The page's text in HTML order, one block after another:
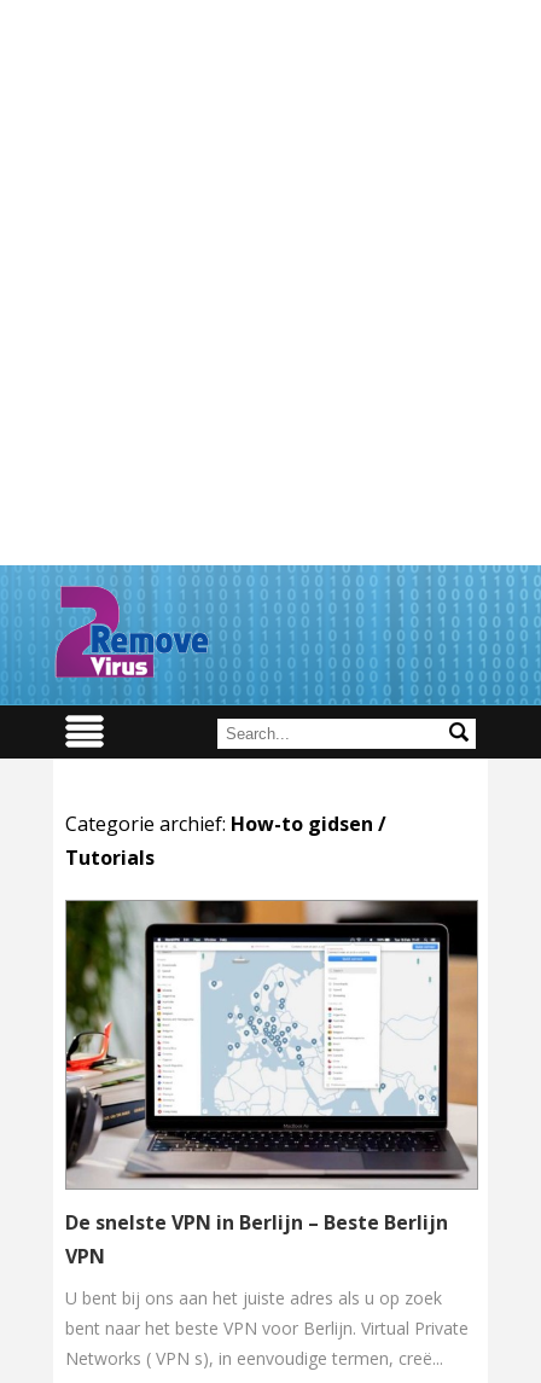
Categorie archief: How-to gidsen /
Tutorials
De snelste VPN in Berlijn – Beste Berlijn
VPN
U bent bij ons aan het juiste adres als u op zoek
bent naar het beste VPN voor Berlijn. Virtual Private
Networks ( VPN s), in eenvoudige termen, creë...